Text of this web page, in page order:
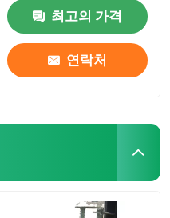
최고의 가격
연락처